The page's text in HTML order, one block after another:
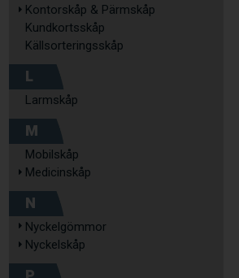
Kontorskåp & Pärmskåp
Kundkortsskåp
Källsorteringsskåp
L
Larmskåp
M
Mobilskåp
Medicinskåp
N
Nyckelgömmor
Nyckelskåp